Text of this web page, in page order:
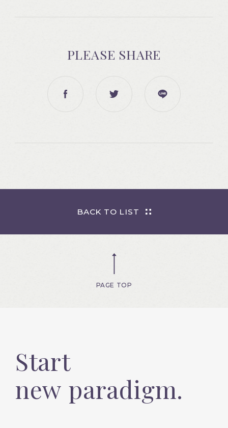
PLEASE SHARE
BACK TO LIST
PAGE TOP
Start
new paradigm.